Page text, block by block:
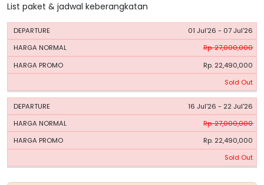
List paket & jadwal keberangkatan
PERIODE
HARGA
01 Jul'26 - 07 Jul'26
Rp. 27,000,000
Rp. 22,490,000
Sold Out
16 Jul'26 - 22 Jul'26
Rp. 27,000,000
Rp. 22,490,000
Sold Out